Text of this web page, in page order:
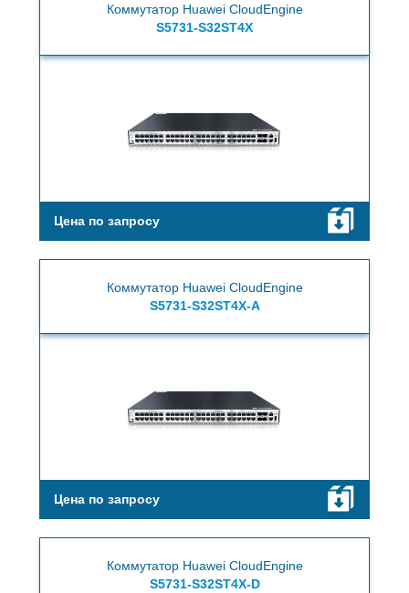
Коммутатор Huawei CloudEngine
S5731-S32ST4X
Цена по запросу
Коммутатор Huawei CloudEngine
S5731-S32ST4X-A
Цена по запросу
Коммутатор Huawei CloudEngine
S5731-S32ST4X-D